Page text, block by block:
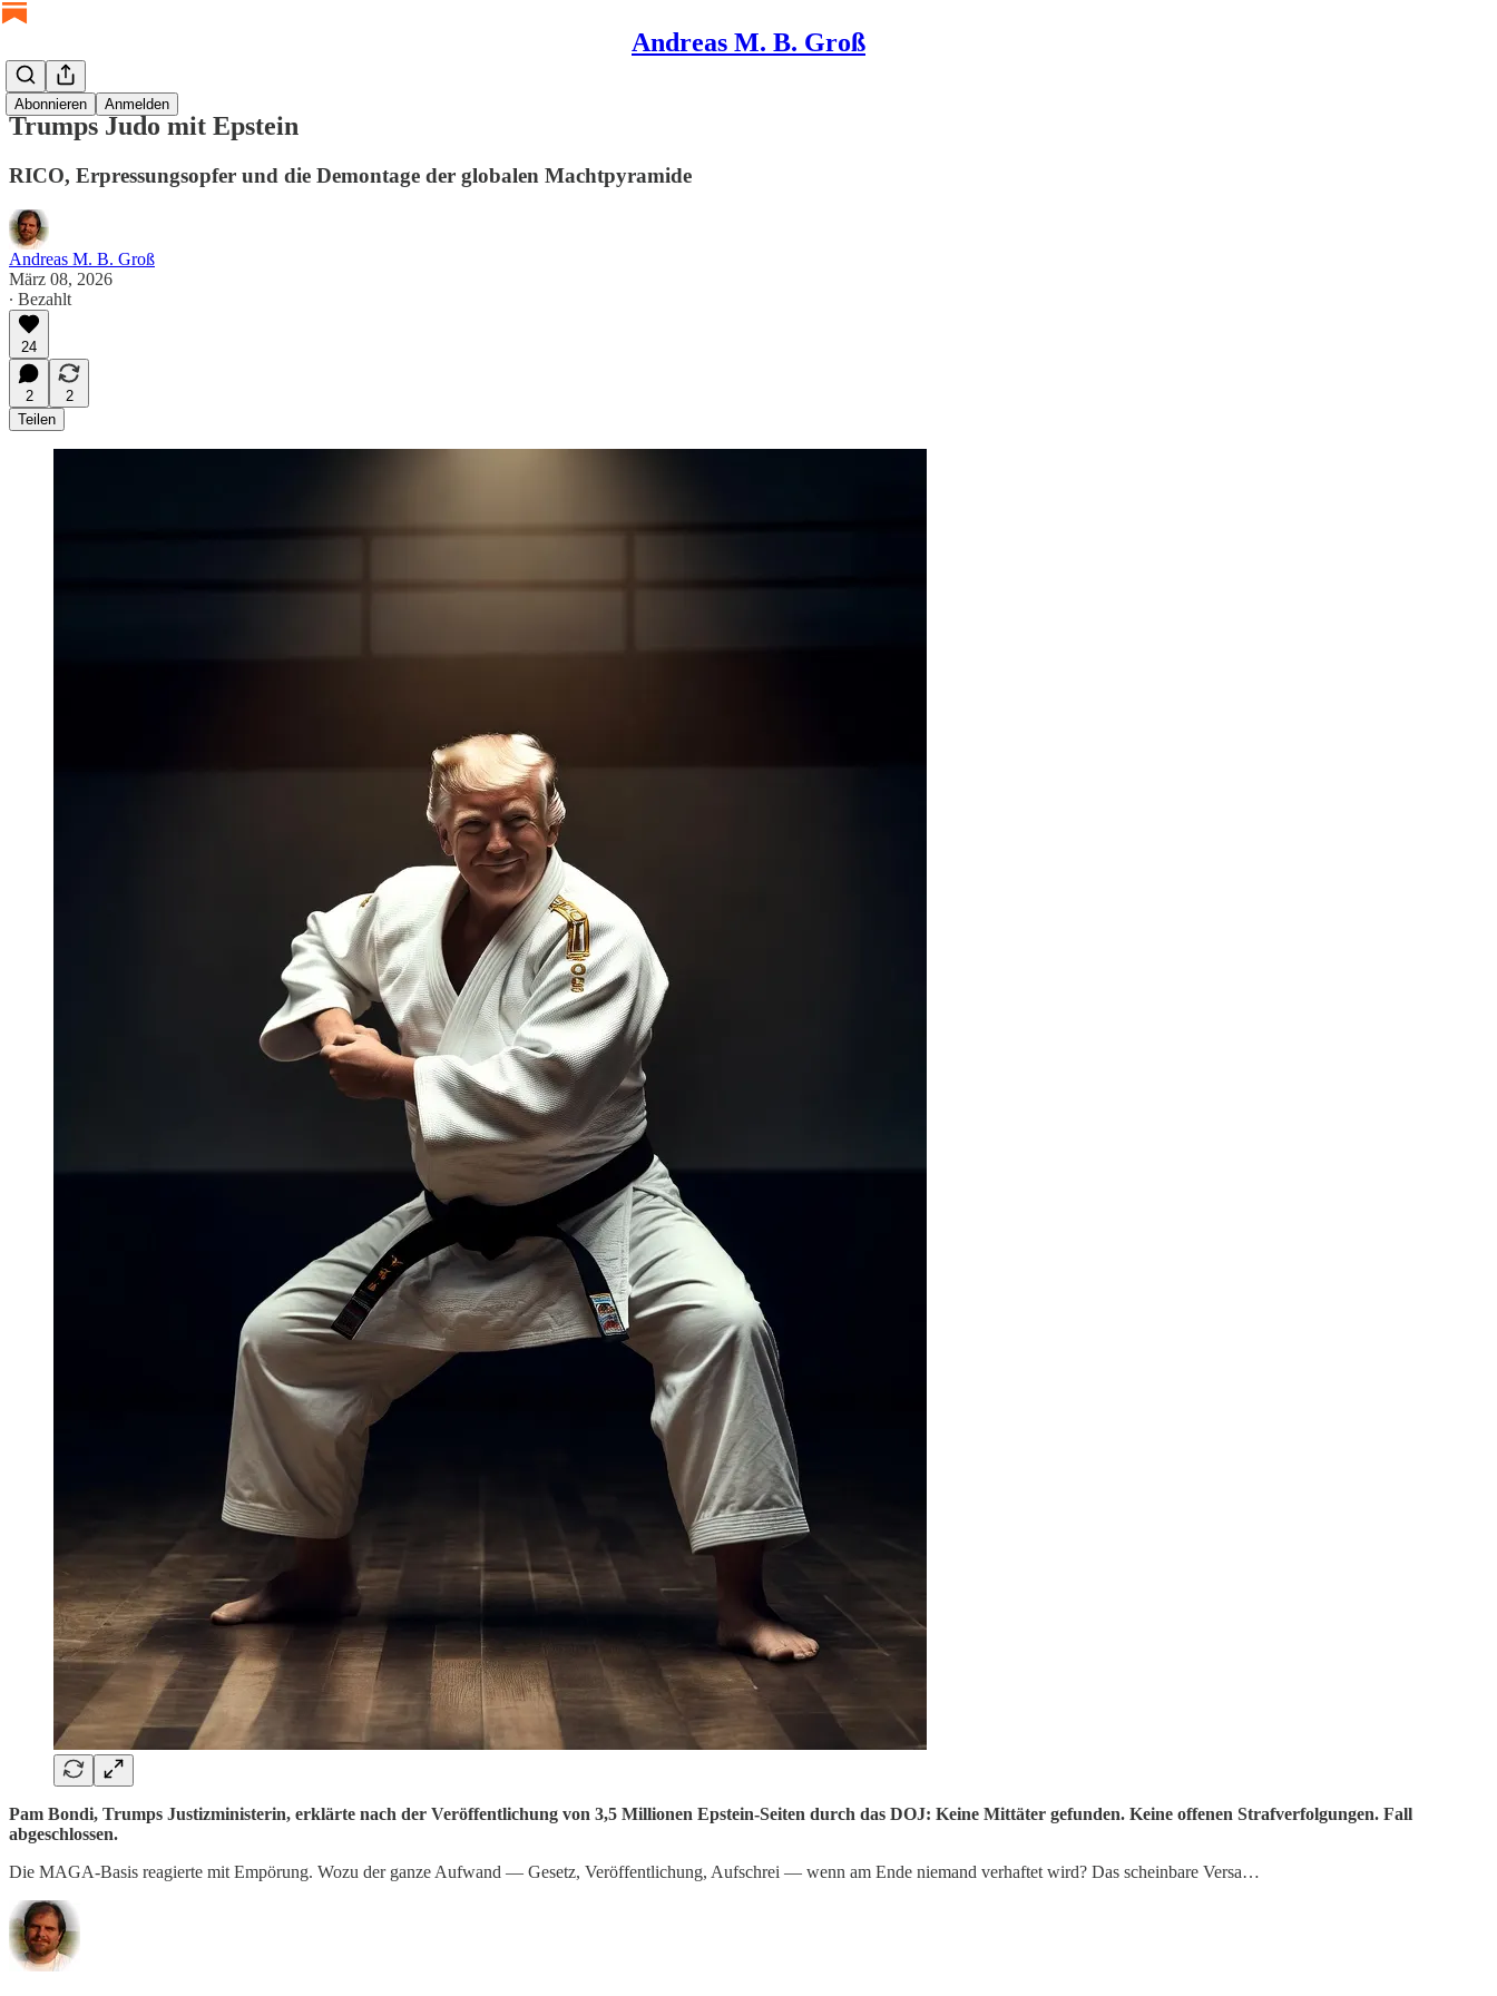
Andreas M. B. Groß
Abonnieren Anmelden
Trumps Judo mit Epstein
RICO, Erpressungsopfer und die Demontage der globalen Machtpyramide
Andreas M. B. Groß
März 08, 2026
∙ Bezahlt
24
2
2
Teilen
Pam Bondi, Trumps Justizministerin, erklärte nach der Veröffentlichung von 3,5 Millionen Epstein-Seiten durch das DOJ: Keine Mittäter gefunden. Keine offenen Strafverfolgungen. Fall
abgeschlossen.
Die MAGA-Basis reagierte mit Empörung. Wozu der ganze Aufwand — Gesetz, Veröffentlichung, Aufschrei — wenn am Ende niemand verhaftet wird? Das scheinbare Versa…